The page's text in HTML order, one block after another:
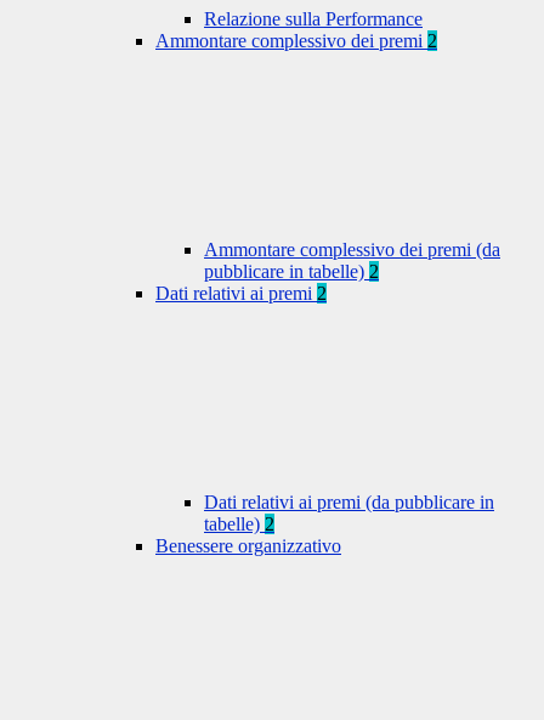
Relazione sulla Performance
Ammontare complessivo dei premi 2
Ammontare complessivo dei premi (da
pubblicare in tabelle) 2
Dati relativi ai premi 2
Dati relativi ai premi (da pubblicare in
tabelle) 2
Benessere organizzativo